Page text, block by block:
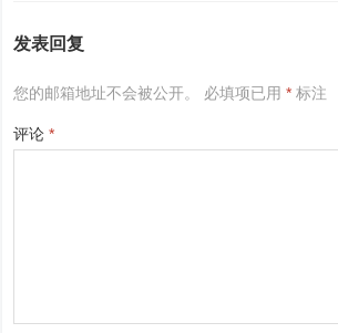
发表回复
您的邮箱地址不会被公开。 必填项已用* 标注
评论*